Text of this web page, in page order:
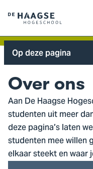
Logo
van
De
Haagse
Hogeschool,
ga
naar
de
homepagina
Op deze pagina
Over ons
Aan De Haagse
studenten uit meer
deze pagina’s laten
studenten mee willen
elkaar steekt en